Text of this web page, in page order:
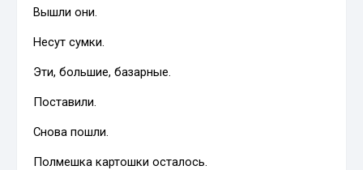
Вышли они.
Несут сумки.
Эти, большие, базарные.
Поставили.
Снова пошли.
Полмешка картошки осталось.